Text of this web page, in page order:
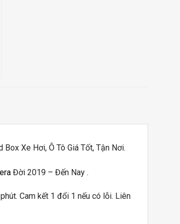
Box Xe Hơi, Ô Tô Giá Tốt, Tận Nơi.
Đời 2019 – Đến Nay .
Cam kết 1 đổi 1 nếu có lỗi. Liên